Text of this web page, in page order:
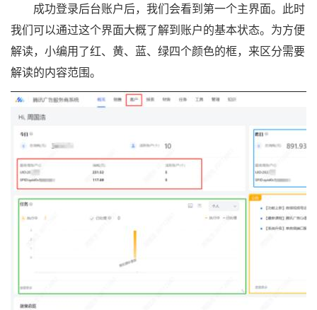
成功登录后台账户后，我们会看到第一个主界面。此时
我们可以通过这个界面大概了解到账户的基本状态。为方便
解读，小编用了红、黄、蓝、绿四个颜色的框，来区分需要
解读的内容范围。